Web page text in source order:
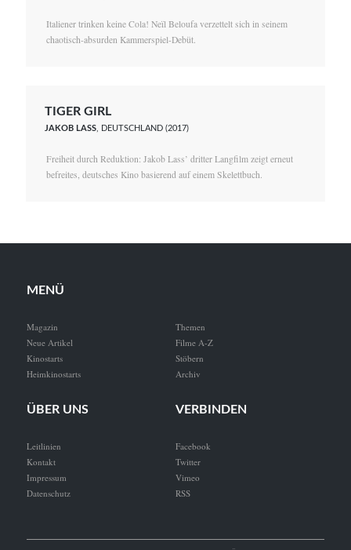
Italiener trinken keine Cola! Neïl Beloufa verzettelt sich in seinem
chaotisch-absurden Kammerspiel-Debüt.
TIGER GIRL
JAKOB LASS, DEUTSCHLAND (2017)
Freiheit durch Reduktion: Jakob Lass’ dritter Langfilm zeigt erneut
befreites, deutsches Kino basierend auf einem Skelettbuch.
MENÜ
Magazin
Neue Artikel
Kinostarts
Heimkinostarts
Themen
Filme A-Z
Stöbern
Archiv
ÜBER UNS
Leitlinien
Kontakt
Impressum
Datenschutz
VERBINDEN
Facebook
Twitter
Vimeo
RSS